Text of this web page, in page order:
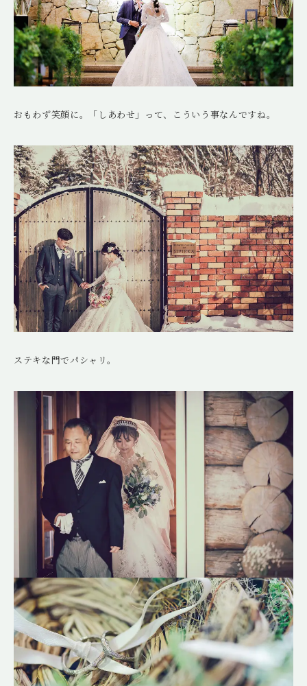
おもわず笑顔に。「しあわせ」って、こういう事なんですね。
ステキな門でパシャリ。